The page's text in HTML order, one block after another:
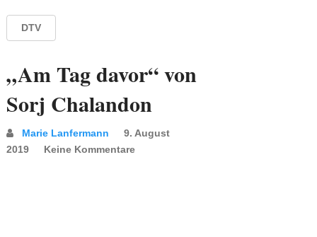
DTV
„Am Tag davor“ von
Sorj Chalandon
Marie Lanfermann
9. August
2019
Keine Kommentare